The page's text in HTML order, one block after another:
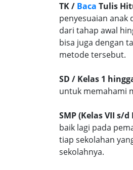
TK / Baca Tulis
penyesuaian anak
dari tahap awal
bisa juga dengan
metode tersebut.
SD / Kelas 1
untuk memahami
SMP (Kelas VII s/d
baik lagi pada
tiap sekolahan
sekolahnya.